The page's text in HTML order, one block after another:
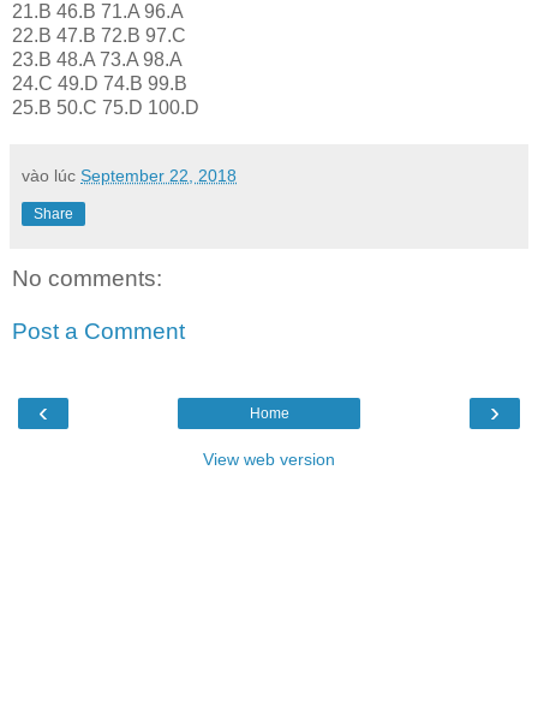
21.B 46.B 71.A 96.A
22.B 47.B 72.B 97.C
23.B 48.A 73.A 98.A
24.C 49.D 74.B 99.B
25.B 50.C 75.D 100.D
vào lúc September 22, 2018
Share
No comments:
Post a Comment
‹ ›
Home
View web version